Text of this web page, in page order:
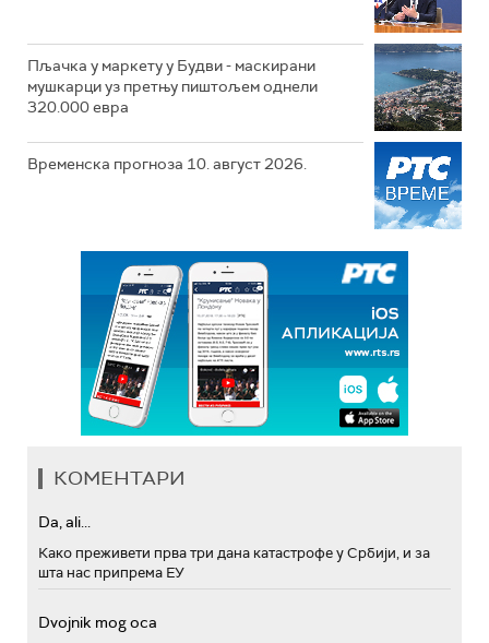
Пљачка у маркету у Будви - маскирани
мушкарци уз претњу пиштољем однели
320.000 евра
Временска прогноза 10. август 2026.
КОМЕНТАРИ
Da, ali...
Како преживети прва три дана катастрофе у Србији, и за
шта нас припрема ЕУ
Dvojnik mog oca